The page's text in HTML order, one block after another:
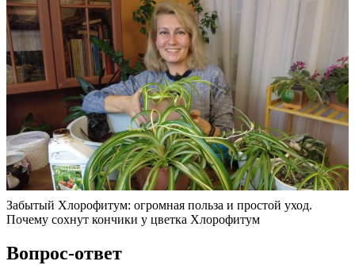
Забытый Хлорофитум: огромная польза и простой уход.
Почему сохнут кончики у цветка Хлорофитум
Вопрос-ответ